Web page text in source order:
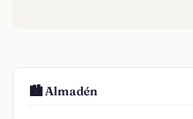
🏙️ Almadén